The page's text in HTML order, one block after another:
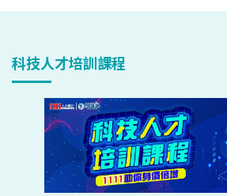
科技人才培訓課程